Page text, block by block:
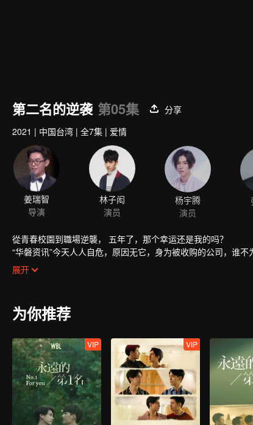
第二名的逆袭 第05集
分享
2021 | 中国台湾 | 全7集 | 爱情
姜瑞智
导演
林子闳
演员
杨宇腾
演员
從青春校園到職場逆襲， 五年了，那个幸运还是我的吗？
“华磐资讯”今天人人自危，原因无它，身为被收购的公司，谁
尤其听说对方派来负责整合的经理是传说中“砍人不见血、杀人不
周书逸愤恨地瞪着眼前一派轻松自在的高仕德，五年的时间，
袭，他或许学业赢不了他，但工作上，他会让他知道什么叫做收
展开
为你推荐
VIP VIP